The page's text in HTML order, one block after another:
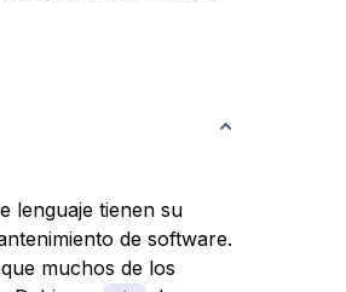
lenguaje tienen su
de software.
muchos de los